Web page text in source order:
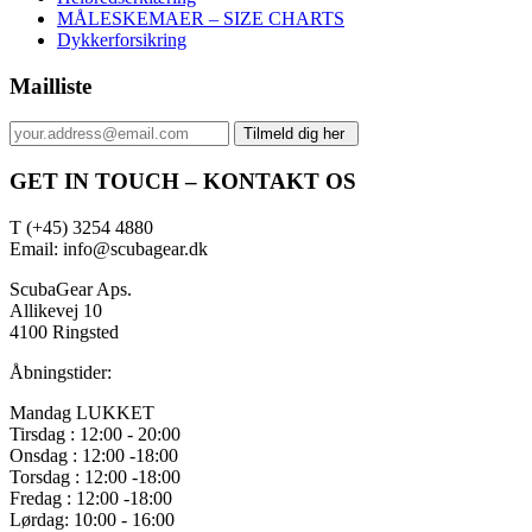
MÅLESKEMAER – SIZE CHARTS
Dykkerforsikring
Mailliste
GET IN TOUCH – KONTAKT OS
T (+45) 3254 4880
Email: info@scubagear.dk
ScubaGear Aps.
Allikevej 10
4100 Ringsted
Åbningstider:
Mandag LUKKET
Tirsdag : 12:00 - 20:00
Onsdag : 12:00 -18:00
Torsdag : 12:00 -18:00
Fredag : 12:00 -18:00
Lørdag: 10:00 - 16:00